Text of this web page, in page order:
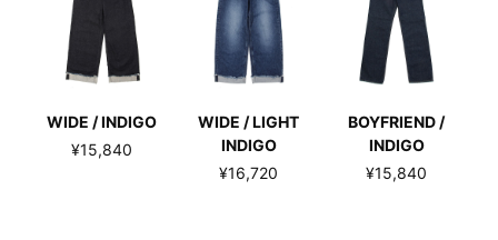
WIDE / INDIGO
¥15,840
WIDE / LIGHT
INDIGO
¥16,720
BOYFRIEND /
INDIGO
¥15,840